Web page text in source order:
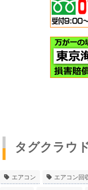
タグクラウ
エアコン エアコン回